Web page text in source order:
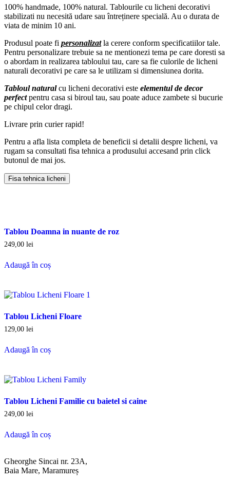
100% handmade, 100% natural. Tablourile cu licheni decorativi
stabilizati nu necesită udare sau întreținere specială. Au o durata de
viata de minim 10 ani.
Produsul poate fi personalizatla cerere conform specificatiilor tale.
Pentru personalizare trebuie sa ne mentionezi tema pe care doresti sa
o abordam in realizarea tabloului tau, care sa fie culorile de licheni
naturali decorativi pe care sa le utilizam si dimensiunea dorita.
Tabloul naturalcu licheni decorativi este elementul de decor
perfectpentru casa si biroul tau, sau poate aduce zambete si bucurie
pe chipul celor dragi.
Livrare prin curier rapid!
Pentru a afla lista completa de beneficii si detalii despre licheni, va
rugam sa consultati fisa tehnica a produsului accesand prin click
butonul de mai jos.
Fisa tehnica licheni
Tablou Doamna in nuante de roz
249,00 lei
Adaugă în coș
Tablou Licheni Floare
129,00 lei
Adaugă în coș
Tablou Licheni Familie cu baietel si caine
249,00 lei
Adaugă în coș
Gheorghe Sincai nr. 23A,
Baia Mare, Maramureș